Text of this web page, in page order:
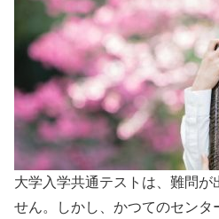
大学入学共通テストは、難問が
せん。しかし、かつてのセンタ